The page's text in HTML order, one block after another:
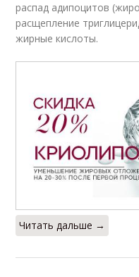
распад адипоцитов
расщепление
жирные кислоты.
Читать дальше →